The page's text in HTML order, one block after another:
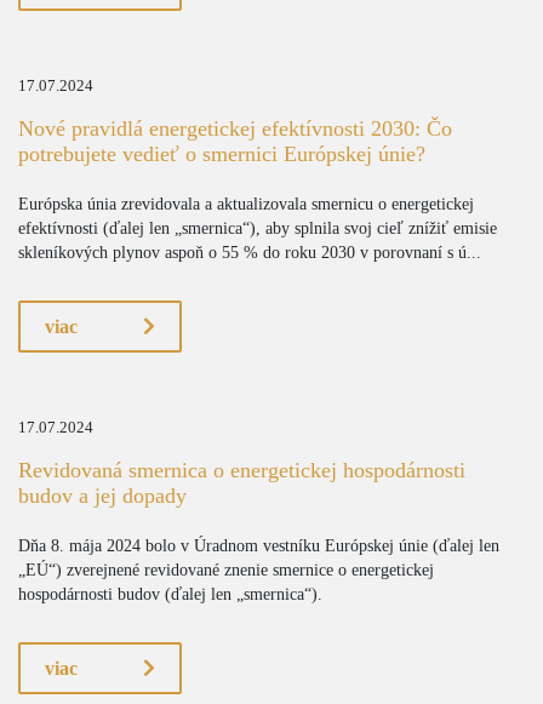
17.07.2024
Nové pravidlá energetickej efektívnosti 2030: Čo
potrebujete vedieť o smernici Európskej únie?
Európska únia zrevidovala a aktualizovala smernicu o energetickej
efektívnosti (ďalej len „smernica“), aby splnila svoj cieľ znížiť emisie
skleníkových plynov aspoň o 55 % do roku 2030 v porovnaní s ú...
viac
17.07.2024
Revidovaná smernica o energetickej hospodárnosti
budov a jej dopady
Dňa 8. mája 2024 bolo v Úradnom vestníku Európskej únie (ďalej len
„EÚ“) zverejnené revidované znenie smernice o energetickej
hospodárnosti budov (ďalej len „smernica“).
viac